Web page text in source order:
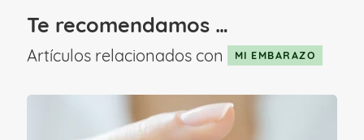
Te recomendamos …
Artículos relacionados con MI EMBARAZO